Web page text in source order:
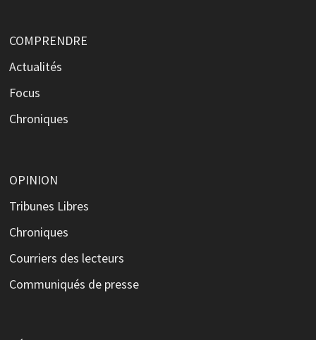
COMPRENDRE
Actualités
Focus
Chroniques
OPINION
Tribunes Libres
Chroniques
Courriers des lecteurs
Communiqués de presse